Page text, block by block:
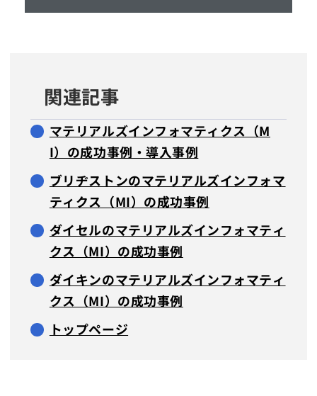
関連記事
マテリアルズインフォマティクス（M
I）の成功事例・導入事例
ブリヂストンのマテリアルズインフォマ
ティクス（MI）の成功事例
ダイセルのマテリアルズインフォマティ
クス（MI）の成功事例
ダイキンのマテリアルズインフォマティ
クス（MI）の成功事例
トップページ